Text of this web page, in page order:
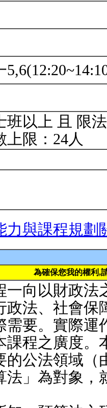
班以上 且 限
上限：24人
力與課程規劃
為確保您我的權利,
一向以財政法
政法、社會保
需要。實際運
課程之廣度。
的公法領域（
法」為對象